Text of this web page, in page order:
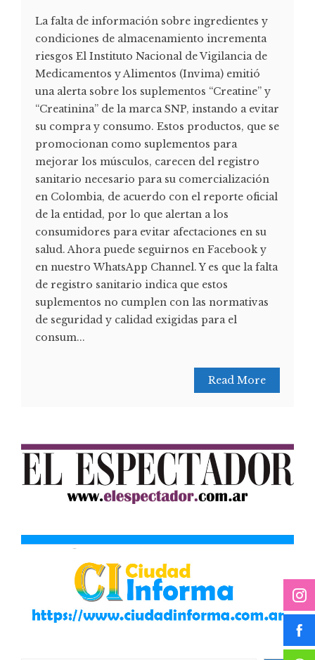
La falta de información sobre ingredientes y
condiciones de almacenamiento incrementa
riesgos El Instituto Nacional de Vigilancia de
Medicamentos y Alimentos (Invima) emitió
una alerta sobre los suplementos “Creatine” y
“Creatinina” de la marca SNP, instando a evitar
su compra y consumo. Estos productos, que se
promocionan como suplementos para
mejorar los músculos, carecen del registro
sanitario necesario para su comercialización
en Colombia, de acuerdo con el reporte oficial
de la entidad, por lo que alertan a los
consumidores para evitar afectaciones en su
salud. Ahora puede seguirnos en Facebook y
en nuestro WhatsApp Channel. Y es que la falta
de registro sanitario indica que estos
suplementos no cumplen con las normativas
de seguridad y calidad exigidas para el
consum...
Read More